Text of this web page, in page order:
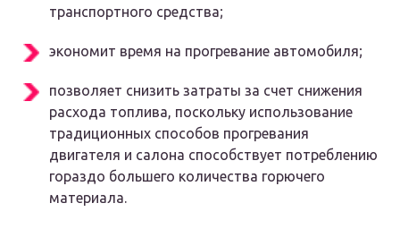
транспортного средства;
экономит время на прогревание автомобиля;
позволяет снизить затраты за счет снижения
расхода топлива, поскольку использование
традиционных способов прогревания
двигателя и салона способствует потреблению
гораздо большего количества горючего
материала.